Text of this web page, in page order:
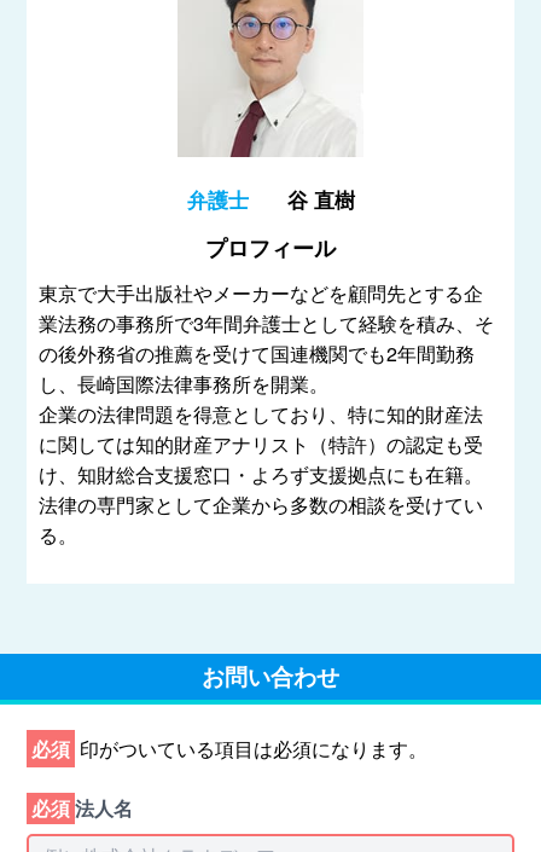
弁護士 谷 直樹
プロフィール
東京で大手出版社やメーカーなどを顧問先とする企
業法務の事務所で3年間弁護士として経験を積み、そ
の後外務省の推薦を受けて国連機関でも2年間勤務
し、長崎国際法律事務所を開業。
企業の法律問題を得意としており、特に知的財産法
に関しては知的財産アナリスト（特許）の認定も受
け、知財総合支援窓口・よろず支援拠点にも在籍。
法律の専門家として企業から多数の相談を受けてい
る。
お問い合わせ
必須 印がついている項目は必須になります。
必須法人名